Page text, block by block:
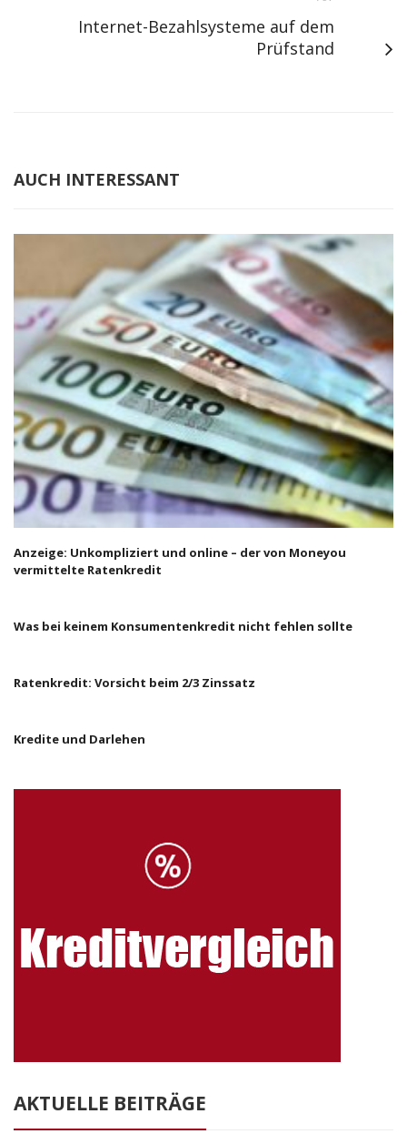
Internet-Bezahlsysteme auf dem
Prüfstand
AUCH INTERESSANT
Anzeige: Unkompliziert und online – der von Moneyou
vermittelte Ratenkredit
Was bei keinem Konsumentenkredit nicht fehlen sollte
Ratenkredit: Vorsicht beim 2/3 Zinssatz
Kredite und Darlehen
AKTUELLE BEITRÄGE